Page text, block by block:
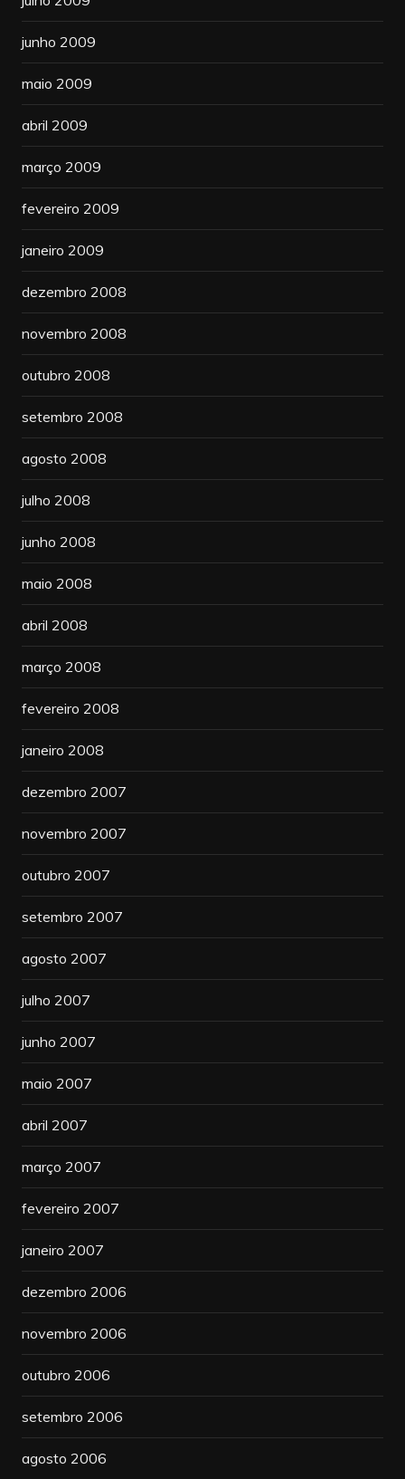
junho 2009
maio 2009
abril 2009
março 2009
fevereiro 2009
janeiro 2009
dezembro 2008
novembro 2008
outubro 2008
setembro 2008
agosto 2008
julho 2008
junho 2008
maio 2008
abril 2008
março 2008
fevereiro 2008
janeiro 2008
dezembro 2007
novembro 2007
outubro 2007
setembro 2007
agosto 2007
julho 2007
junho 2007
maio 2007
abril 2007
março 2007
fevereiro 2007
janeiro 2007
dezembro 2006
novembro 2006
outubro 2006
setembro 2006
agosto 2006